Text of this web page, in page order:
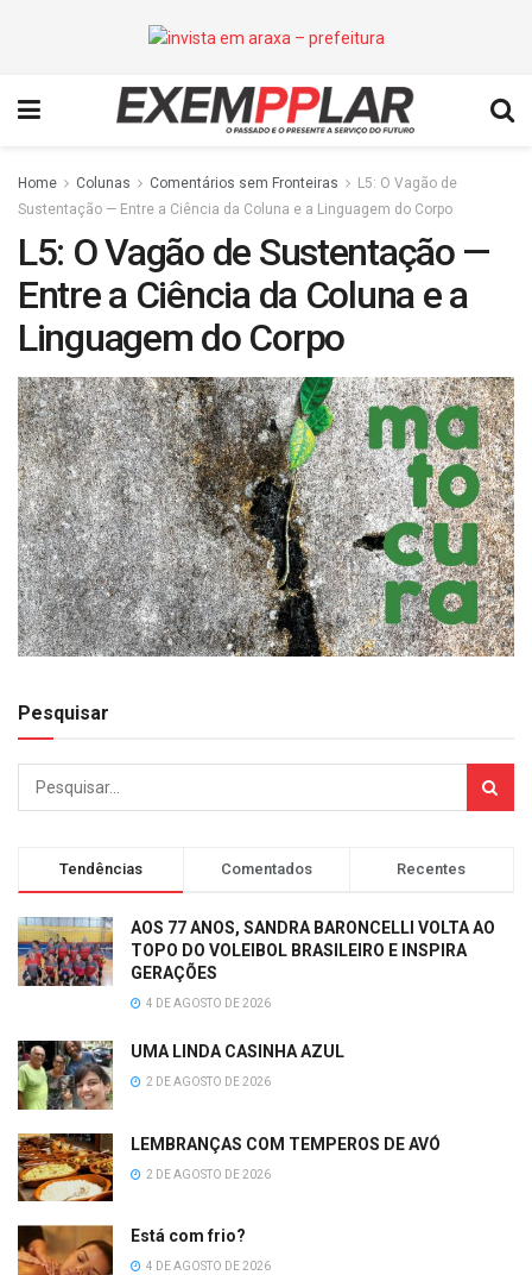
Home Colunas Comentários sem Fronteiras
L5: O Vagão de
Sustentação — Entre a Ciência da Coluna e a Linguagem do Corpo
L5: O Vagão de Sustentação —
Entre a Ciência da Coluna e a
Linguagem do Corpo
Pesquisar
Tendências Comentados Recentes
AOS 77 ANOS, SANDRA BARONCELLI VOLTA AO
TOPO DO VOLEIBOL BRASILEIRO E INSPIRA
GERAÇÕES
4 DE AGOSTO DE 2026
UMA LINDA CASINHA AZUL
2 DE AGOSTO DE 2026
LEMBRANÇAS COM TEMPEROS DE AVÓ
2 DE AGOSTO DE 2026
Está com frio?
4 DE AGOSTO DE 2026